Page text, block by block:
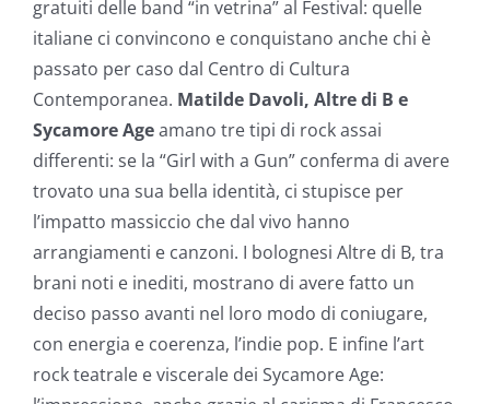
gratuiti delle band “in vetrina” al Festival: quelle
italiane ci convincono e conquistano anche chi è
passato per caso dal Centro di Cultura
Contemporanea. Matilde Davoli, Altre di B e
Sycamore Ageamano tre tipi di rock assai
differenti: se la “Girl with a Gun” conferma di avere
trovato una sua bella identità, ci stupisce per
l’impatto massiccio che dal vivo hanno
arrangiamenti e canzoni. I bolognesi Altre di B, tra
brani noti e inediti, mostrano di avere fatto un
deciso passo avanti nel loro modo di coniugare,
con energia e coerenza, l’indie pop. E infine l’art
rock teatrale e viscerale dei Sycamore Age: